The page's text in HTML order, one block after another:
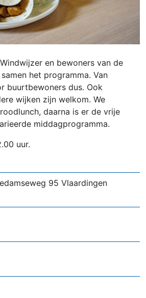
en bewoners van de
het programma. Van
buurtbewoners dus. Ook
wijken zijn welkom. We
daarna is er de vrije
middagprogramma.
uur.
95 Vlaardingen